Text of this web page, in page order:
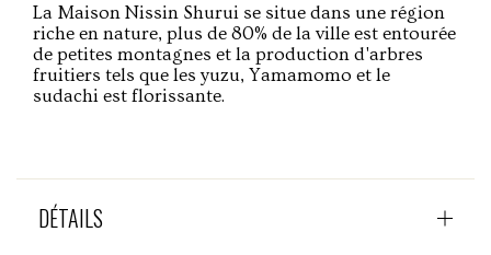
La Maison Nissin Shurui se situe dans une région
riche en nature, plus de 80% de la ville est entourée
de petites montagnes et la production d'arbres
fruitiers tels que les yuzu, Yamamomo et le
sudachi est florissante.
DÉTAILS